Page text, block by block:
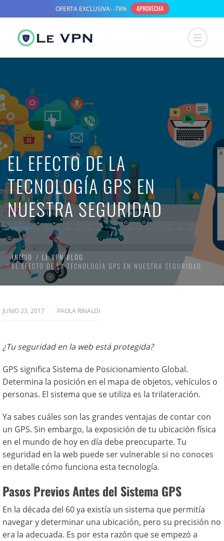
EL EFECTO DE LA
TECNOLOGÍA GPS EN
NUESTRA SEGURIDAD
INICIO
LE VPN BLOG
EL EFECTO DE LA TECNOLOGÍA GPS EN NUESTRA SEGURIDAD
JUNIO 23, 2017 PAOLA RINALDI
¿Tu seguridad en la web está protegida?
GPS significa Sistema de Posicionamiento Global.
Determina la posición en el mapa de objetos, vehículos o
personas. El sistema que se utiliza es la trilateración.
Ya sabes cuáles son las grandes ventajas de contar con
un GPS. Sin embargo, la exposición de tu ubicación física
en el mundo de hoy en día debe preocuparte. Tu
seguridad en la web puede ser vulnerable si no conoces
en detalle cómo funciona esta tecnología.
Pasos Previos Antes del Sistema GPS
En la década del 60 ya existía un sistema que permitía
navegar y determinar una ubicación, pero su precisión no
era la adecuada. Es por esta razón que se empezó a